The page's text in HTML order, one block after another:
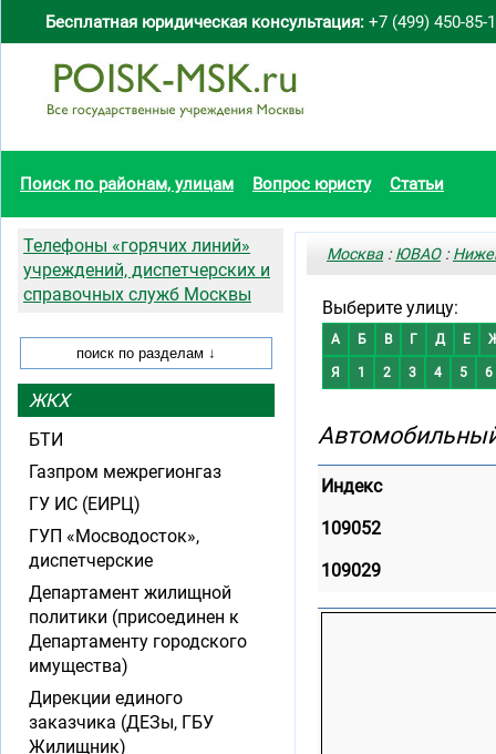
Бесплатная юридическая консультация: +7 (499) 450-85-
Поиск по районам, улицам Вопрос юристу Статьи
Москва :ЮВАО:
Выберите улицу:
А Б В Г Д Е
Я 1 2 3 4 5 6
Индекс
109052
109029
Телефоны «горячих линий»
учреждений, диспетчерских и
справочных служб Москвы
ЖКХ
БТИ
Газпром межрегионгаз
ГУ ИС (ЕИРЦ)
ГУП «Мосводосток»,
диспетчерские
Департамент жилищной
политики (присоединен к
Департаменту городского
имущества)
Дирекции единого
заказчика (ДЕЗы, ГБУ
Жилищник)